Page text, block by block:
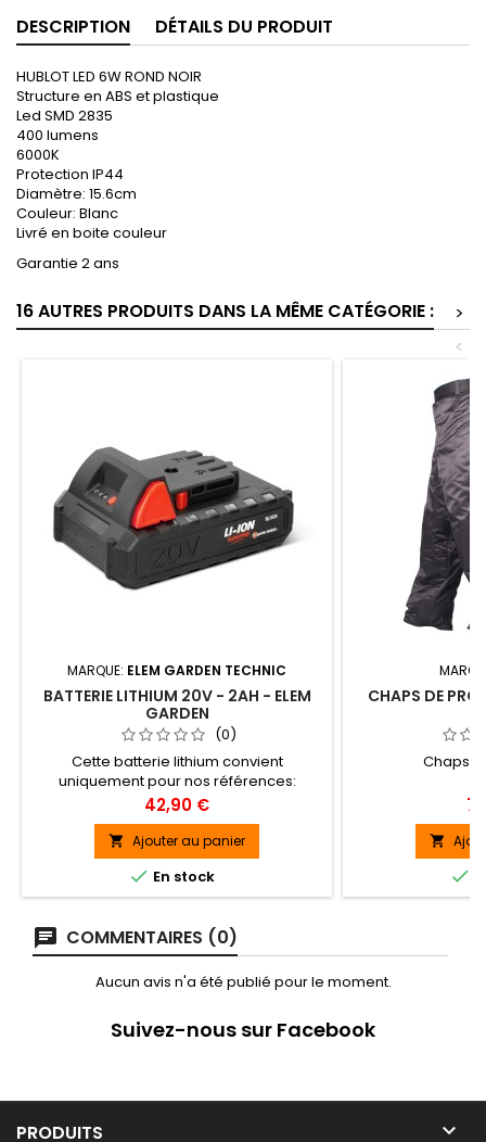
DESCRIPTION DÉTAILS DU PRODUIT
HUBLOT LED 6W ROND NOIR
Structure en ABS et plastique
Led SMD 2835
400 lumens
6000K
Protection IP44
Diamètre: 15.6cm
Couleur: Blanc
Livré en boite couleur
Garantie 2 ans
16 AUTRES PRODUITS DANS LA MÊME CATÉGORIE :
>
<
MARQUE: ELEM GARDEN TECHNIC
BATTERIE LITHIUM 20V - 2AH - ELEM
GARDEN
(0)
Cette batterie lithium convient
uniquement pour nos références:
TR20VK4-1, THE20VLI-510, CBE20VLI25T,
SE20VLIROOF, CBR20VLI20 et TDE40V37-LI
(ne convient pas pour TDE40V37-
LI2BF,TDCBBL20V-LI2AF,
CBE20VLI25TX,THE20VLI-510X, TCB20V-
2XLI2AF).
Prix
42,90 €
 Ajouter au panier
 En stock
CHAPS DE
Chaps


COMMENTAIRES (0)
Aucun avis n'a été publié pour le moment.
Suivez-nous sur Facebook
PRODUITS 